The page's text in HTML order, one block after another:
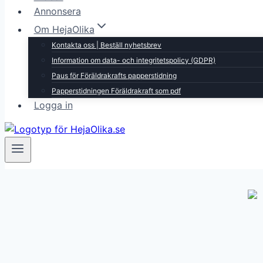
Annonsera
Om HejaOlika
Kontakta oss | Beställ nyhetsbrev
Information om data- och integritetspolicy (GDPR)
Paus för Föräldrakrafts papperstidning
Papperstidningen Föräldrakraft som pdf
Logga in